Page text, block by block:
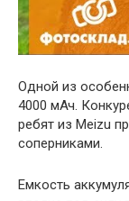
Одной из
4000 мАч.
ребят из Meizu
соперниками.
Емкость